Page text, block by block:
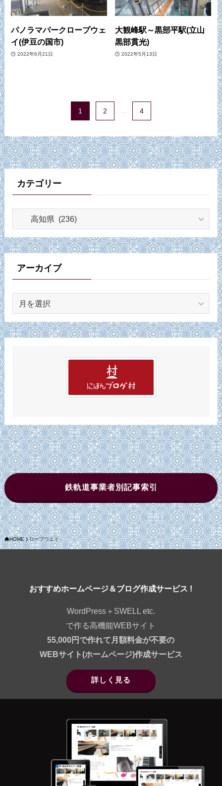
パノラマパークロープウェ
イ(伊豆の国市)
2022年6月21日
大観峰駅～黒部平駅(立山
黒部貫光)
2022年5月13日
1 2 4
カテゴリー
ゴ
リ
ーアーカイブ
カ
イ
鉄軌道事業者別記事索引
HOME ロープウエイ
おすすめホームページ＆ブログ作成サービス !
WordPress＋SWELL etc.
で作る高機能WEBサイト
55,000円で作れて月額料金が不要の
WEBサイト(ホームページ)作成サービス
詳しく見る